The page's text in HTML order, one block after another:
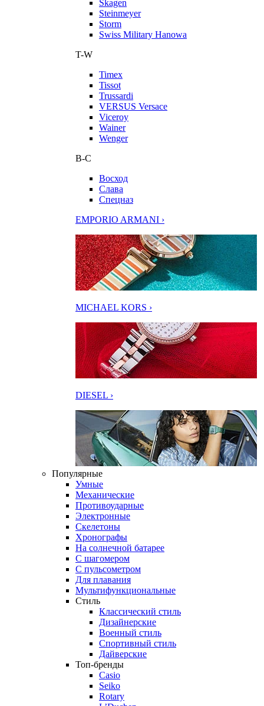
Skagen
Steinmeyer
Storm
Swiss Military Hanowa
T-W
Timex
Tissot
Trussardi
VERSUS Versace
Viceroy
Wainer
Wenger
В-С
Восход
Слава
Спецназ
EMPORIO ARMANI ›
MICHAEL KORS ›
DIESEL ›
Популярные
Умные
Механические
Противоударные
Электронные
Скелетоны
Хронографы
На солнечной батарее
С шагомером
С пульсометром
Для плавания
Мультифункциональные
Стиль
Классический стиль
Дизайнерские
Военный стиль
Спортивный стиль
Дайверские
Топ-бренды
Casio
Seiko
Rotary